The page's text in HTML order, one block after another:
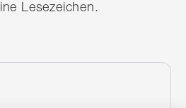
Lesezeichen.